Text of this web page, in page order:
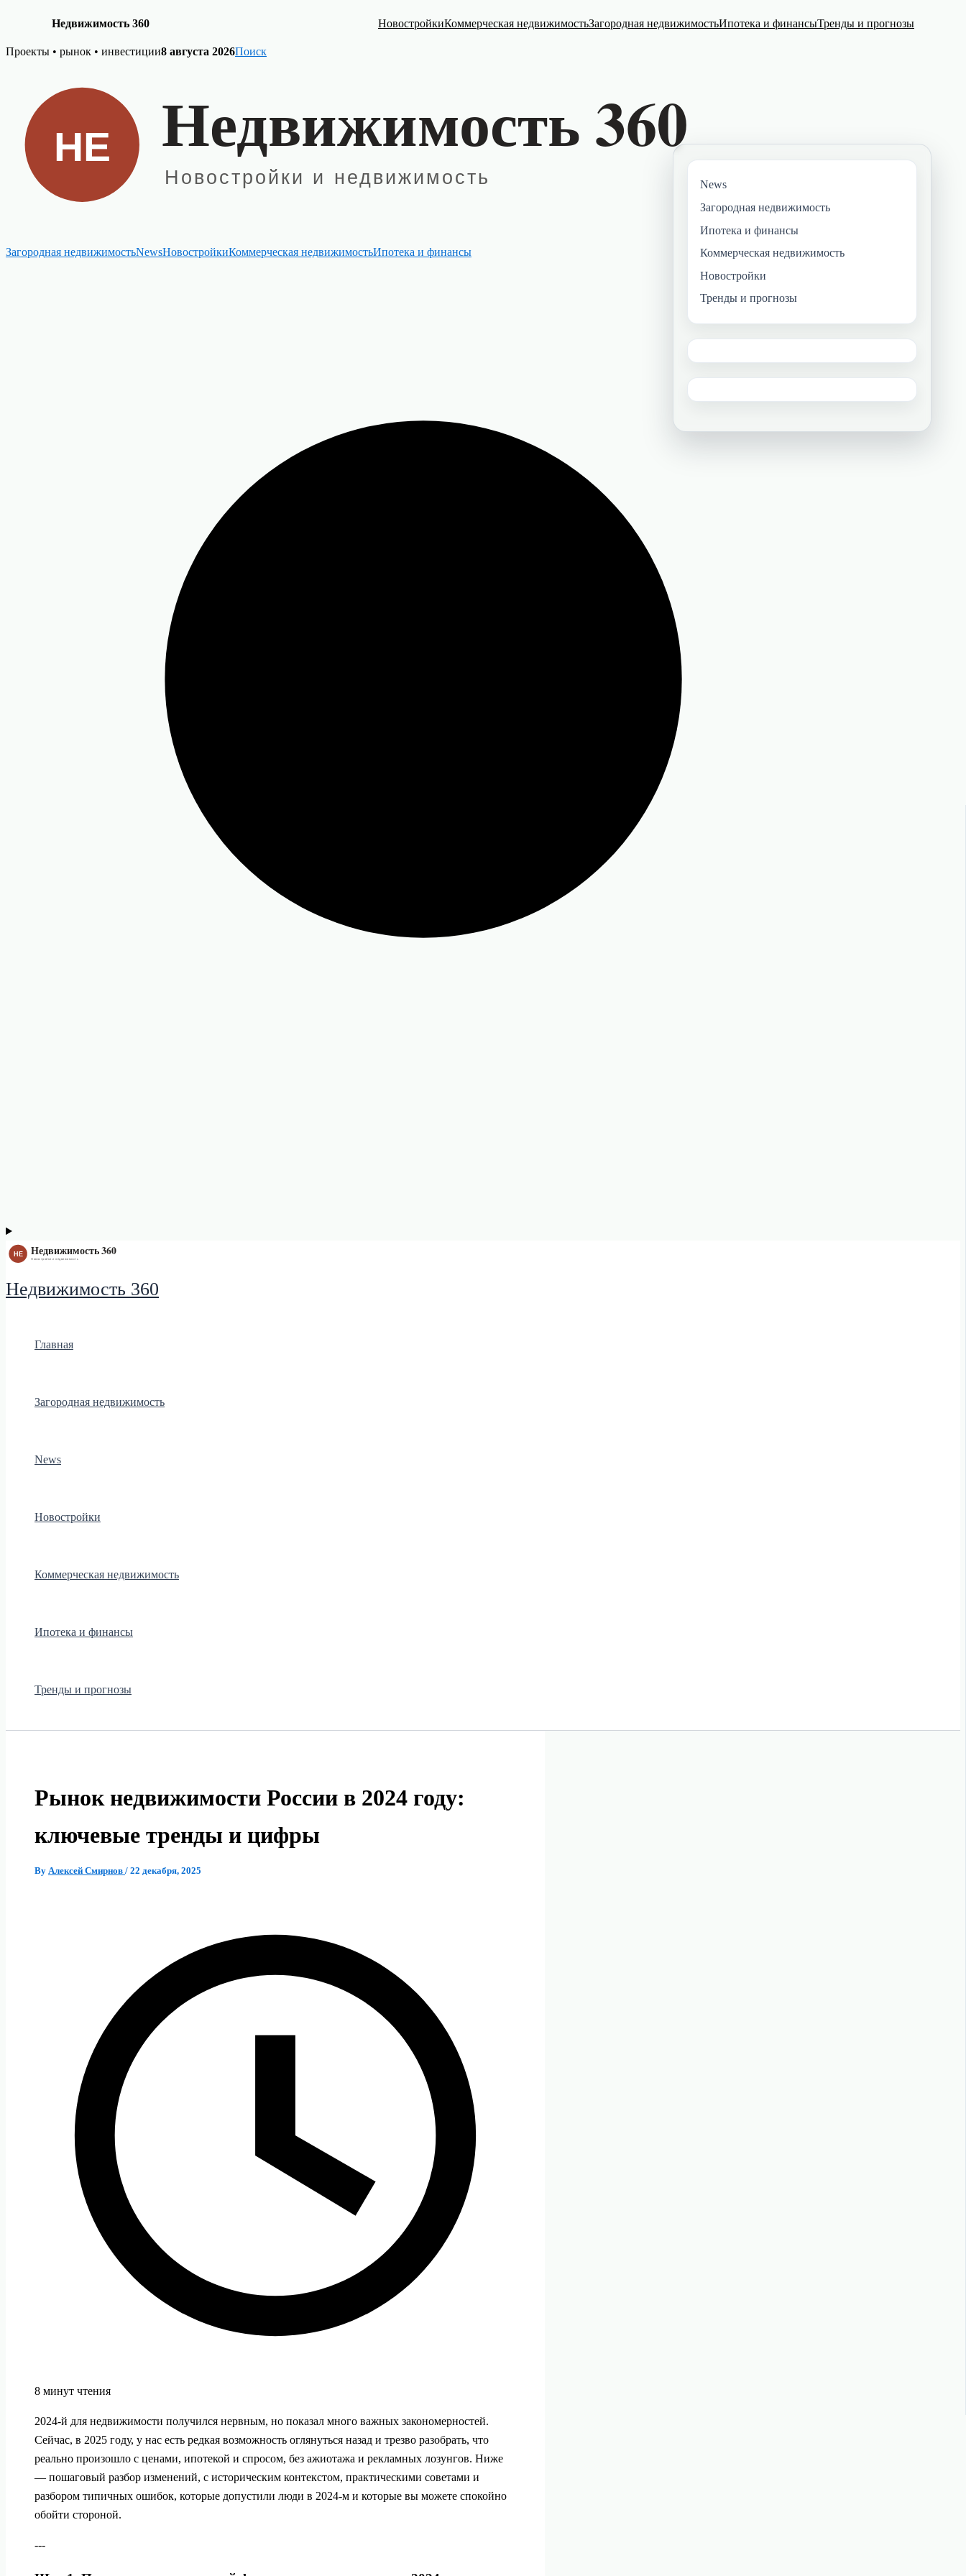
Недвижимость 360 НовостройкиКоммерческая недвижимостьЗагородная недвижимостьИпотека и финансыТренды и прогнозы
Skip
Проекты • рынок • инвестиции8 августа 2026Поиск
Загородная недвижимостьNewsНовостройкиКоммерческая недвижимостьИпотека и финансы
Недвижимость 360
Главная
Загородная недвижимость
News
Новостройки
Коммерческая недвижимость
Ипотека и финансы
Тренды и прогнозы
Рынок недвижимости России в 2024 году:
ключевые тренды и цифры
By Алексей Смирнов / 22 декабря, 2025
8 минут чтения
2024‑й для недвижимости получился нервным, но показал много важных закономерностей.
Сейчас, в 2025 году, у нас есть редкая возможность оглянуться назад и трезво разобрать, что
реально произошло с ценами, ипотекой и спросом, без ажиотажа и рекламных лозунгов. Ниже
— пошаговый разбор изменений, с историческим контекстом, практическими советами и
разбором типичных ошибок, которые допустили люди в 2024‑м и которые вы можете спокойно
обойти стороной.
---
News
Загородная недвижимость
Ипотека и финансы
Коммерческая недвижимость
Новостройки
Тренды и прогнозы